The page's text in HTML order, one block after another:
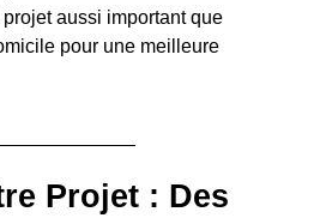
aussi important que
pour une meilleure
Projet : Des